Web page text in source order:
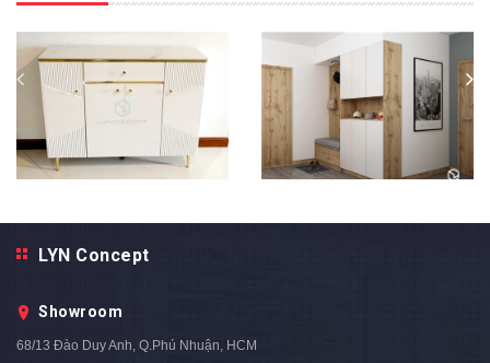
TỦ GIÀY GỖ MÀU TRẮNG
NHẬP KHẨU - TG19
TỦ GIÀY TG18
LYN Concept
Showroom
68/13 Đào Duy Anh, Q.Phú Nhuận, HCM